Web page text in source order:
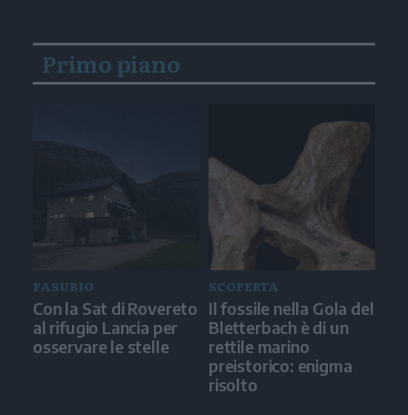
Primo piano
PASUBIO
Con la Sat di Rovereto
al rifugio Lancia per
osservare le stelle
SCOPERTA
Il fossile nella Gola del
Bletterbach è di un
rettile marino
preistorico: enigma
risolto